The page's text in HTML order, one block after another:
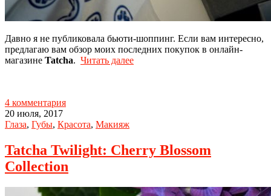
Давно я не публиковала бьюти-шоппинг. Если вам интересно,
предлагаю вам обзор моих последних покупок в онлайн-
магазине Tatcha. Читать далее
4 комментария
20 июля, 2017
Глаза, Губы, Красота, Макияж
Tatcha Twilight: Cherry Blossom
Collection